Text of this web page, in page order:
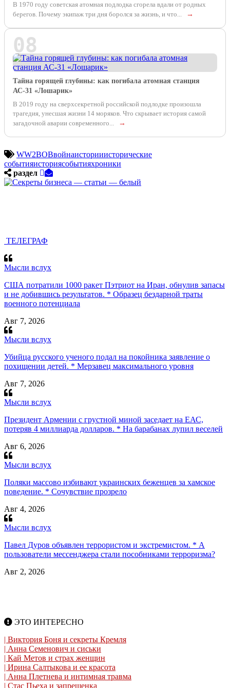
В 1970 году советская атомная подлодка сгорела вдали от родных
берегов. Почему экипаж три дня боролся за жизнь, и что...
→
08
Тайна горящей глубины: как погибала атомная станция
АС-31 «Лошарик»
В 2019 году на сверхсекретной российской подлодке произошла
трагедия, унесшая жизни 14 моряков. Что скрывает история самой
загадочной аварии современного...
→
WW2ВОВвойнаисторииисторические
событияисториясобытияхроники
раздел
ТЕЛЕГРАФ
Мысли вслух
США потратили 1000 ракет Пэтриот на Иран, обнулив запасы
и не добившись результатов. * Образец бездарной траты
военного потенциала
Авг 7, 2026
Мысли вслух
Убийца русского ученого подал на покойника заявление о
похищении детей. * Мерзавец максимального уровня
Авг 7, 2026
Мысли вслух
Президент Армении с грустной миной заседает на ЕАС,
потеряв 4 миллиарда долларов. * На барабанах лупил веселей
Авг 6, 2026
Мысли вслух
Поляки массово избивают украинских беженцев за хамское
поведение. * Сочувствие прозрело
Авг 4, 2026
Мысли вслух
Павел Дуров объявлен террористом и экстремистом. * А
пользователи мессенджера стали пособниками терроризма?
Авг 2, 2026
ЭТО ИНТЕРЕСНО
| Виктория Боня и секреты Кремля
| Анна Семенович и сиськи
| Кай Метов и страх женщин
| Ирина Салтыкова и ее красота
| Анна Плетнева и интимная травма
| Стас Пьеха и запрещенка